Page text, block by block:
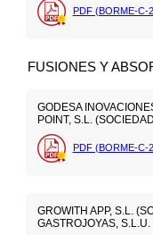
PDF (BORME-C-
FUSIONES Y
GODESA
POINT, S.L.
PDF (BORME-C-
GROWITH APP, S.L.
GASTROJOYAS,